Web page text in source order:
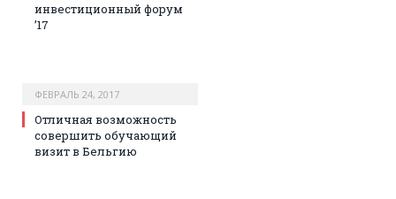
инвестиционный форум
’17
ФЕВРАЛЬ 24, 2017
Отличная возможность
совершить обучающий
визит в Бельгию